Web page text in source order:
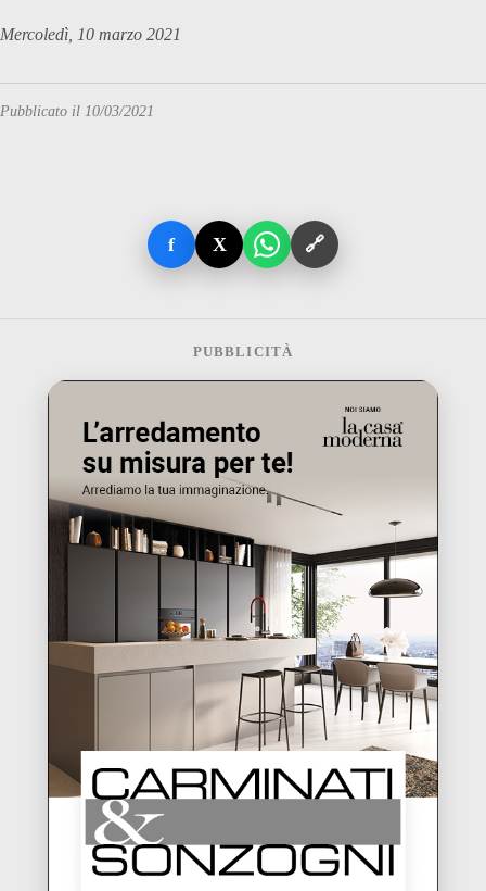
Mercoledì, 10 marzo 2021
Pubblicato il 10/03/2021
f X 🔗
PUBBLICITÀ